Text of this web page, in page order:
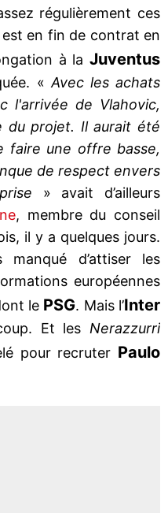
régulièrement ces
est en fin de contrat en
à la Juventus
« Avec les achats
l'arrivée de Vlahovic,
du projet. Il aurait été
faire une offre basse,
de respect envers
» avait d’ailleurs
, membre du conseil
il y a quelques jours.
manqué d’attiser les
européennes
le PSG. Mais l’Inter
Et les Nerazzurri
pour recruter Paulo